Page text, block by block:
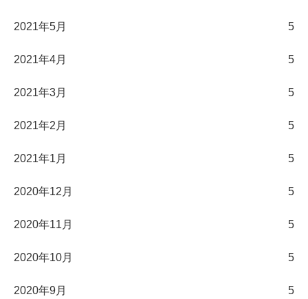
2021年5月 5
2021年4月 5
2021年3月 5
2021年2月 5
2021年1月 5
2020年12月 5
2020年11月 5
2020年10月 5
2020年9月 5